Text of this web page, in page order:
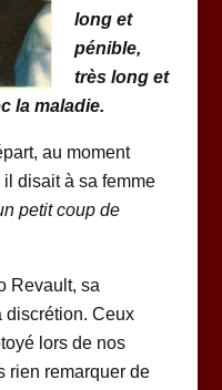
long et
pénible,
très long et
la maladie.
au moment
disait à sa femme
petit coup de
Revault, sa
discrétion. Ceux
lors de nos
rien remarquer de